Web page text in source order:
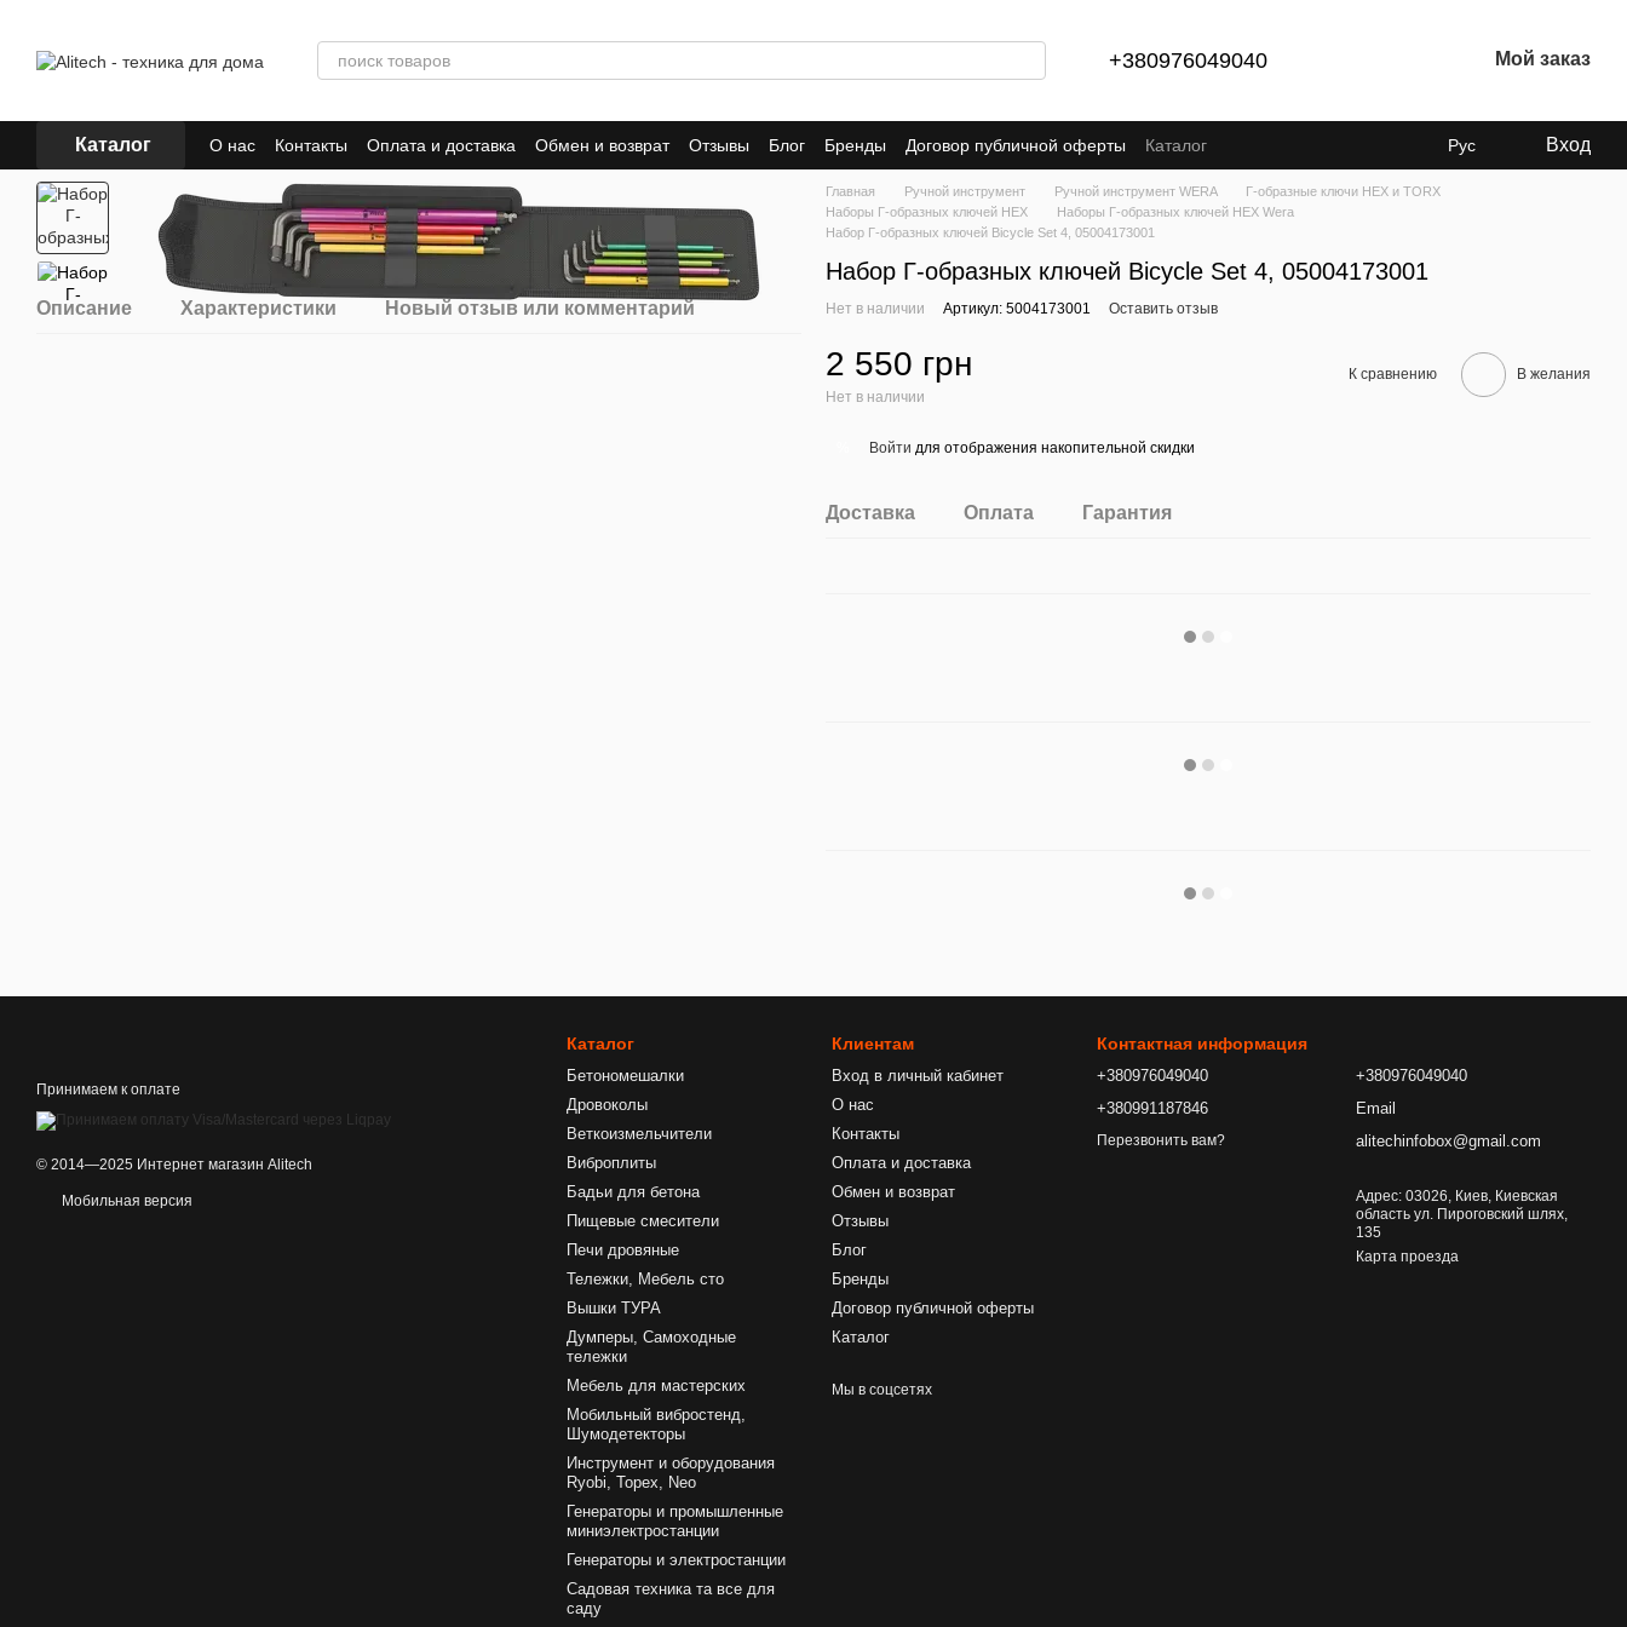
+380976049040 Мой заказ
Каталог О нас Контакты Оплата и доставка Обмен и возврат Отзывы Блог Бренды Договор публичной оферты Каталог Рус Вход
Описание Характеристики Новый отзыв или комментарий
Главная Ручной инструмент Ручной инструмент WERA
Г-образные ключи HEX и TORX
Наборы Г-образных ключей HEX
Наборы Г-образных ключей HEX Wera
Набор Г-образных ключей Bicycle Set 4, 05004173001
Набор Г-образных ключей Bicycle Set 4, 05004173001
Нет в наличии Артикул: 5004173001 Оставить отзыв
2 550 грн
Нет в наличии
К сравнению В желания
Войти для отображения накопительной скидки
Доставка Оплата Гарантия
Принимаем к оплате
© 2014—2025 Интернет магазин Alitech
Мобильная версия
Каталог
Бетономешалки
Дровоколы
Веткоизмельчители
Виброплиты
Бадьи для бетона
Пищевые смесители
Печи дровяные
Тележки, Мебель сто
Вышки ТУРА
Думперы, Самоходные
тележки
Мебель для мастерских
Мобильный вибростенд,
Шумодетекторы
Инструмент и оборудования
Ryobi, Topex, Neo
Генераторы и промышленные
миниэлектростанции
Генераторы и электростанции
Садовая техника та все для
саду
Клиентам
Вход в личный кабинет
О нас
Контакты
Оплата и доставка
Обмен и возврат
Отзывы
Блог
Бренды
Договор публичной оферты
Каталог
Мы в соцсетях
Контактная информация
+380976049040
+380991187846
Перезвонить вам?
+380976049040
Email
alitechinfobox@gmail.com
Адрес: 03026, Киев, Киевская
область ул. Пироговский шлях,
135
Карта проезда